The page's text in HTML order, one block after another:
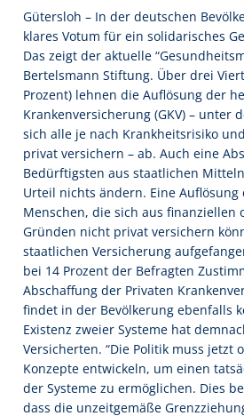
Gütersloh – In der deutschen
klares Votum für ein solidarisches
Das zeigt der aktuelle
Bertelsmann Stiftung. Über drei
Prozent) lehnen die Auflösung der
Krankenversicherung (GKV) – unter
sich alle je nach Krankheitsrisiko
privat versichern – ab. Auch eine
Bedürftigsten aus staatlichen
Urteil nichts ändern. Eine Auflösung
Menschen, die sich aus finanziellen
Gründen nicht privat versichern
staatlichen Versicherung
bei 14 Prozent der Befragten
Abschaffung der Privaten
findet in der Bevölkerung ebenfalls
Existenz zweier Systeme hat
Versicherten. “Die Politik muss jetzt
Konzepte entwickeln, um einen
der Systeme zu ermöglichen. Dies
dass die unzeitgemäße